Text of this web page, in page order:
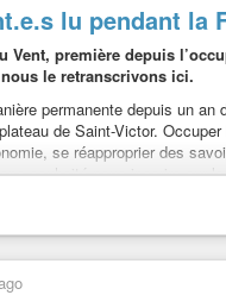
fr/esthetiques]{.js-
align: top;”}
1236600045530681344
lu pendant la
Vent, première depuis
le retranscrivons ici.
permanente depuis un
de Saint-Victor.
se réapproprier des
souhaité nous inscrire sur
notre vie ici.